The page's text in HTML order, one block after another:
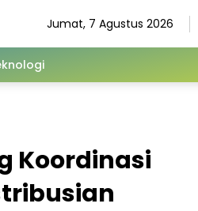
Jumat, 7 Agustus 2026
Koordinasi